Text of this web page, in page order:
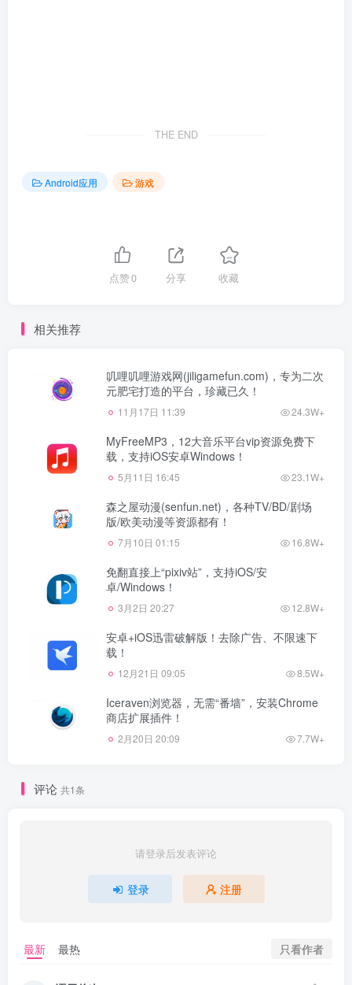
THE END
Android应用 游戏
点赞0 分享 收藏
相关推荐
叽哩叽哩游戏网(jiligamefun.com)，专为二次
元肥宅打造的平台，珍藏已久！
11月17日 11:39 24.3W+
MyFreeMP3，12大音乐平台vip资源免费下
载，支持iOS安卓Windows！
5月11日 16:45 23.1W+
森之屋动漫(senfun.net)，各种TV/BD/剧场
版/欧美动漫等资源都有！
7月10日 01:15 16.8W+
免翻直接上“pixiv站”，支持iOS/安
卓/Windows！
3月2日 20:27 12.8W+
安卓+iOS迅雷破解版！去除广告、不限速下
载！
12月21日 09:05 8.5W+
Iceraven浏览器，无需“番墙”，安装Chrome
商店扩展插件！
2月20日 20:09 7.7W+
评论 共1条
请登录后发表评论
登录 注册
最新 最热 只看作者